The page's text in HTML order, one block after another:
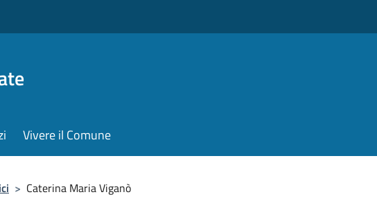
Vivere il Comune
> Caterina Maria Viganò